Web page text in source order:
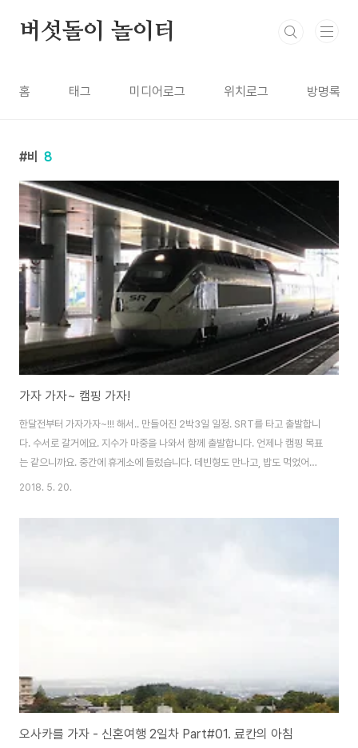
버섯돌이 놀이터
홈 태그 미디어로그 위치로그 방명록
비 8
가자 가자~ 캠핑 가자!
한달전부터 가자가자~!!! 해서.. 만들어진 2박3일 일정. SRT를 타고 출발합니
다. 수서로 갈거에요. 지수가 마중을 나와서 함께 출발합니다. 언제나 캠핑 목표
는 같으니까요. 중간에 휴게소에 들렀습니다. 데빈형도 만나고, 밥도 먹었어요.
맛은 그냥 쏘쏘~ 했어요. 동계 올림픽으로 인해, 강원도 길이 새로 뚫려서.. 정
아무튼 출발부터 도착까지 다해서 딱 두시간. 이제 리버힐즈도 많이 가까워졌
2018. 5. 20.
오사카를 가자 - 신혼여행 2일차 Part#01. 료칸의 아침